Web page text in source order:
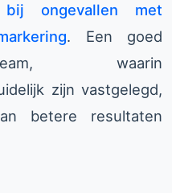
bij ongevallen met
. Een goed
waarin
zijn vastgelegd,
betere resultaten